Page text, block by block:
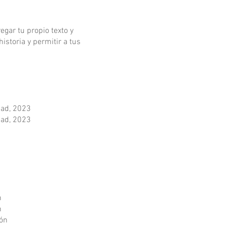
tu propio texto y
y permitir a tus
2023
2023